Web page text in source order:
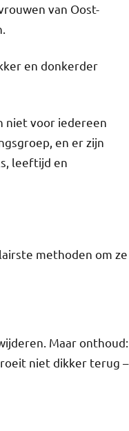
van Oost-
en donkerder
niet voor iedereen
en er zijn
leeftijd en
methoden om ze
Maar onthoud:
niet dikker terug –